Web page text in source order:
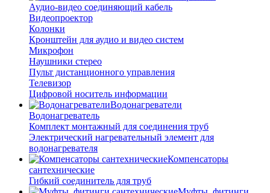
Аудио-видео соединяющий кабель
Видеопроектор
Колонки
Кронштейн для аудио и видео систем
Микрофон
Наушники стерео
Пульт дистанционного управления
Телевизор
Цифровой носитель информации
Водонагреватели
Водонагреватель
Комплект монтажный для соединения труб
Электрический нагревательный элемент для
водонагревателя
Компенсаторы
сантехнические
Гибкий соединитель для труб